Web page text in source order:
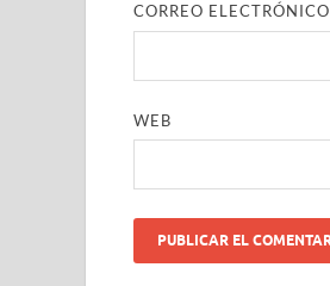
CORREO ELECTRÓNICO
WEB